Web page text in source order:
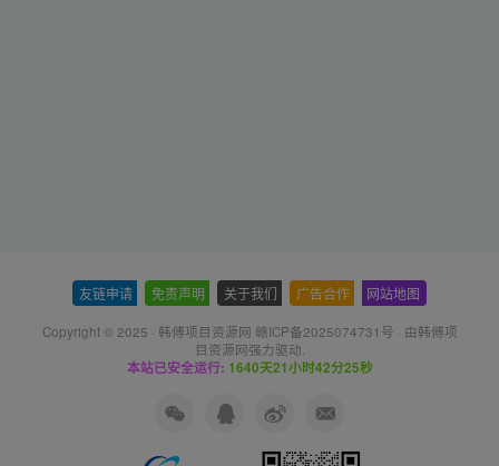
友链申请 免责声明 关于我们 广告合作 网站地图
Copyright © 2025 · 韩傅项目资源网 赣ICP备2025074731号 · 由韩傅项
目资源网强力驱动.
本站已安全运行: 1640天21小时42分25秒